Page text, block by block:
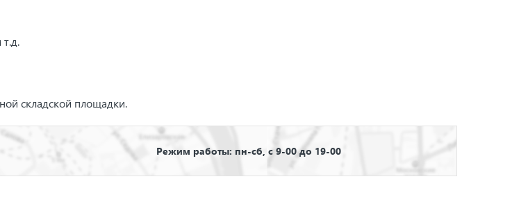
складской площадки.
Режим работы: пн-сб, с 9-00 до 19-00